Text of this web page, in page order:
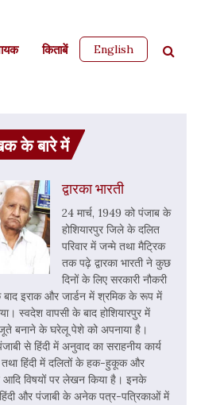
किताबें English
के बारे में
द्वारका भारती
24 मार्च, 1949 को पंजाब के
होशियारपुर जिले के दलित
परिवार में जन्मे तथा मैट्रिक
तक पढ़े द्वारका भारती ने कुछ
दिनों के लिए सरकारी नौकरी
इराक और जार्डन में श्रमिक के रूप में
स्वदेश वापसी के बाद होशियारपुर में
बनाने के घरेलू पेशे को अपनाया है।
से हिंदी में अनुवाद का सराहनीय कार्य
तथा हिंदी में दलितों के हक-हुकूक और
विषयों पर लेखन किया है। इनके
और पंजाबी के अनेक पत्र-पत्रिकाओं में